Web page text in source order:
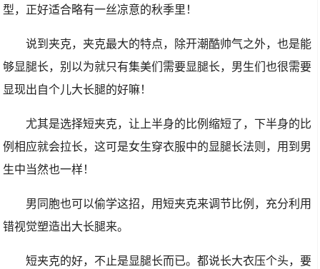
型，正好适合略有一丝凉意的秋季里！
说到夹克，夹克最大的特点，除开潮酷帅气之外，也是能
够显腿长，别以为就只有集美们需要显腿长，男生们也很需要
显现出自个儿大长腿的好嘛！
尤其是选择短夹克，让上半身的比例缩短了，下半身的比
例相应就会拉长，这可是女生穿衣服中的显腿长法则，用到男
生中当然也一样！
男同胞也可以偷学这招，用短夹克来调节比例，充分利用
错视觉塑造出大长腿来。
短夹克的好，不止是显腿长而已。都说长大衣压个头，要